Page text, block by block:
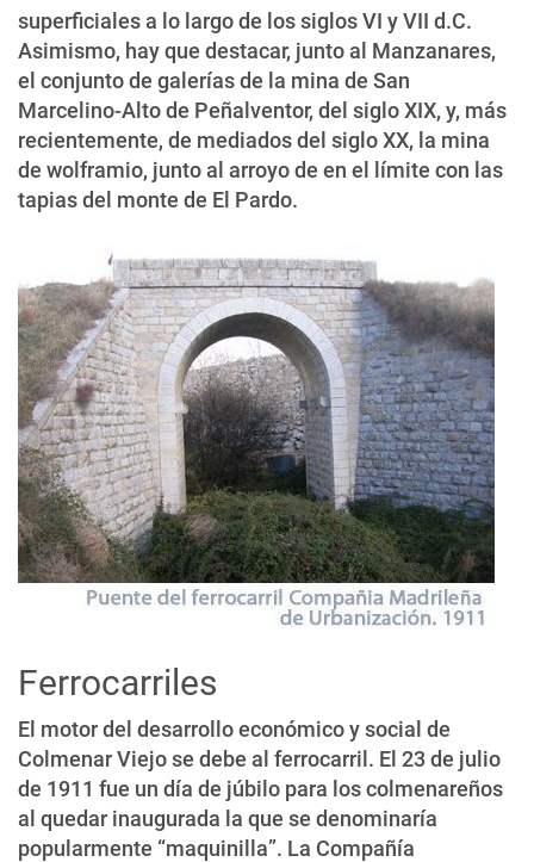
superficiales a lo largo de los siglos VI y VII d.C.
Asimismo, hay que destacar, junto al Manzanares,
el conjunto de galerías de la mina de San
Marcelino-Alto de Peñalventor, del siglo XIX, y, más
recientemente, de mediados del siglo XX, la mina
de wolframio, junto al arroyo de en el límite con las
tapias del monte de El Pardo.
Ferrocarriles
El motor del desarrollo económico y social de
Colmenar Viejo se debe al ferrocarril. El 23 de julio
de 1911 fue un día de júbilo para los colmenareños
al quedar inaugurada la que se denominaría
popularmente “maquinilla”. La Compañía